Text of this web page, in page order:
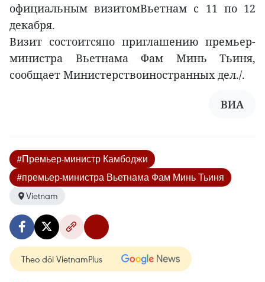
официальным визитомВьетнам с 11 по 12
декабря.
Визит состоитсяпо приглашению премьер-
министра Вьетнама Фам Минь Тьиня,
сообщает Министерствоиностранных дел./.
ВИА
#Премьер-министр Камбоджи
#премьер-министра Вьетнама Фам Минь Тьиня
Vietnam
Theo dõi VietnamPlus